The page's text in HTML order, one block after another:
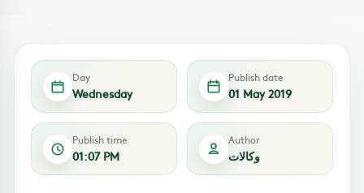
Day
Wednesday
Publish date
01 May 2019
Publish time
01:07 PM
Author
وكالات